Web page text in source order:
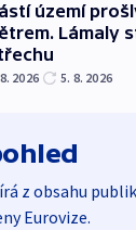
území
Lámaly
2026 5. 8. 2026
z obsahu
Eurovize.